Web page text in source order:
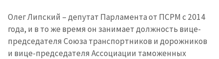
Олег Липский – депутат Парламента от ПСРМ с 2014
года, и в то же время он занимает должность вице-
председателя Союза транспортников и дорожников
и вице-председателя Ассоциации таможенных